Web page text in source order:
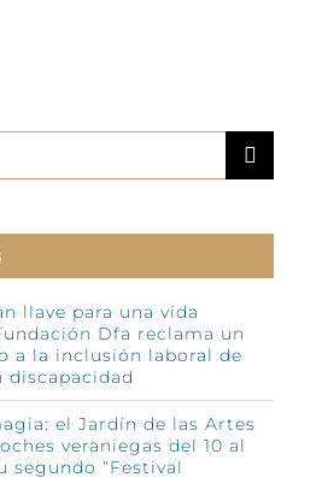
llave para una vida
Dfa reclama un
a la inclusión laboral de
discapacidad
el Jardín de las Artes
veraniegas del 10 al
segundo “Festival